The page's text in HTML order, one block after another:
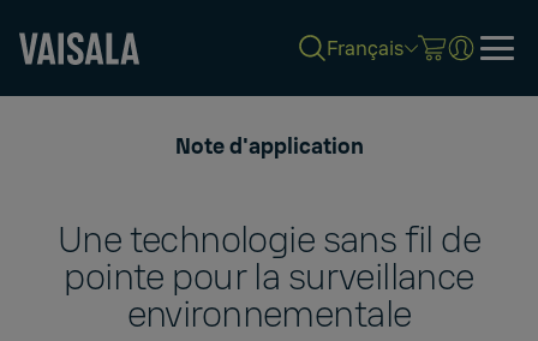
Français
Note d'application
Une technologie sans fil de
pointe pour la surveillance
environnementale